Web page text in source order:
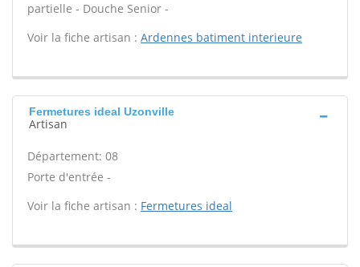
partielle - Douche Senior -
Voir la fiche artisan : Ardennes batiment interieure
Fermetures ideal Uzonville
Artisan
Département: 08
Porte d'entrée -
Voir la fiche artisan : Fermetures ideal